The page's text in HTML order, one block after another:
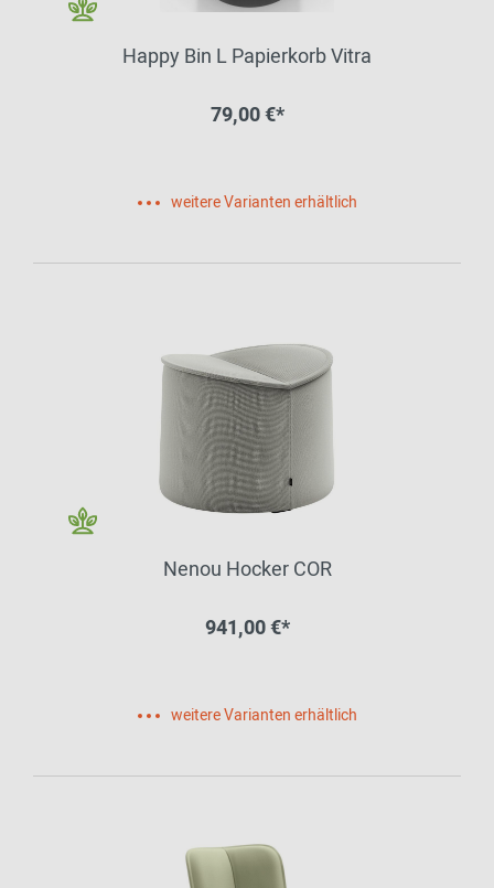
Happy Bin L Papierkorb Vitra
79,00 €*
weitere Varianten erhältlich
Nenou Hocker COR
941,00 €*
weitere Varianten erhältlich